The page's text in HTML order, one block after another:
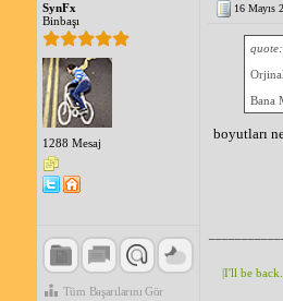
SynFx
Binbaşı
1288 Mesaj
Tüm Başarılarını Gör
16 Mayıs
quote:
Bana
boyutları
|I'll be